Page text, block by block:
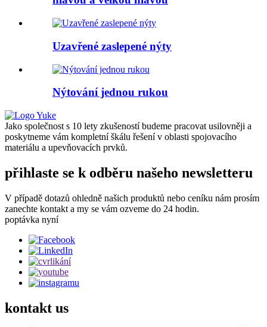
Uzavřené zaslepené nýty
Nýtování jednou rukou
Jako společnost s 10 lety zkušeností budeme pracovat usilovněji a
poskytneme vám kompletní škálu řešení v oblasti spojovacího
materiálu a upevňovacích prvků.
přihlaste se k odběru našeho newsletteru
V případě dotazů ohledně našich produktů nebo ceníku nám prosím
zanechte kontakt a my se vám ozveme do 24 hodin.
poptávka nyní
kontakt us